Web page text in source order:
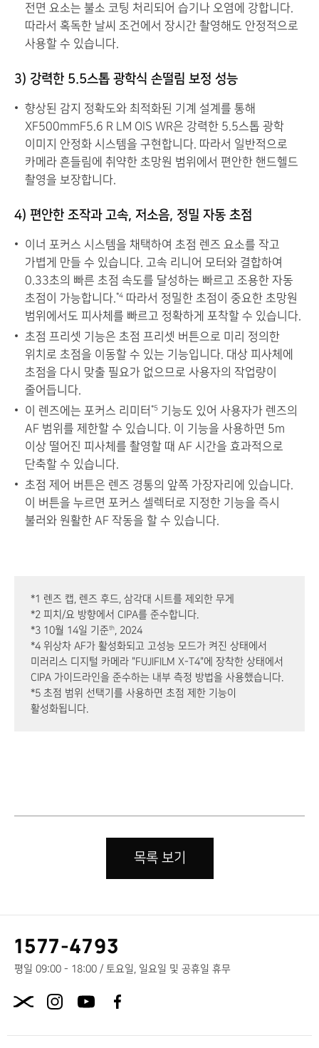
전면 요소는 불소 코팅 처리되어 습기나 오염에 강합니다.
따라서 혹독한 날씨 조건에서 장시간 촬영해도 안정적으로
사용할 수 있습니다.
3) 강력한 5.5스톱 광학식 손떨림 보정 성능
향상된 감지 정확도와 최적화된 기계 설계를 통해
XF500mmF5.6 R LM OIS WR은 강력한 5.5스톱 광학
이미지 안정화 시스템을 구현합니다. 따라서 일반적으로
카메라 흔들림에 취약한 초망원 범위에서 편안한 핸드헬드
촬영을 보장합니다.
4) 편안한 조작과 고속, 저소음, 정밀 자동 초점
이너 포커스 시스템을 채택하여 초점 렌즈 요소를 작고
가볍게 만들 수 있습니다. 고속 리니어 모터와 결합하여
0.33초의 빠른 초점 속도를 달성하는 빠르고 조용한 자동
초점이 가능합니다.*4 따라서 정밀한 초점이 중요한 초망원
범위에서도 피사체를 빠르고 정확하게 포착할 수 있습니다.
초점 프리셋 기능은 초점 프리셋 버튼으로 미리 정의한
위치로 초점을 이동할 수 있는 기능입니다. 대상 피사체에
초점을 다시 맞출 필요가 없으므로 사용자의 작업량이
줄어듭니다.
이 렌즈에는 포커스 리미터 *5 기능도 있어 사용자가 렌즈의
AF 범위를 제한할 수 있습니다. 이 기능을 사용하면 5m
이상 떨어진 피사체를 촬영할 때 AF 시간을 효과적으로
단축할 수 있습니다.
초점 제어 버튼은 렌즈 경통의 앞쪽 가장자리에 있습니다.
이 버튼을 누르면 포커스 셀렉터로 지정한 기능을 즉시
불러와 원활한 AF 작동을 할 수 있습니다.
*1 렌즈 캡, 렌즈 후드, 삼각대 시트를 제외한 무게
*2 피치/요 방향에서 CIPA를 준수합니다.
*3 10월 14일 기준th
, 2024
*4 위상차 AF가 활성화되고 고성능 모드가 켜진 상태에서
미러리스 디지털 카메라 "FUJIFILM X-T4"에 장착한 상태에서
CIPA 가이드라인을 준수하는 내부 측정 방법을 사용했습니다.
*5 초점 범위 선택기를 사용하면 초점 제한 기능이
활성화됩니다.
목록 보기
고
객
센
전
1577-4793
평일 09:00 - 18:00 / 토요일, 일요일 및 공휴일 휴무
X.com